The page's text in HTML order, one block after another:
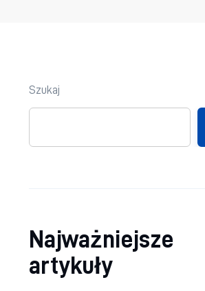
Szukaj
Najważniejsze
artykuły